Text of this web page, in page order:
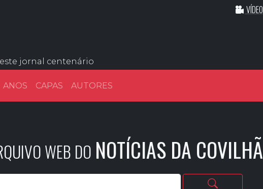
VÍDEO
jornal centenário
ANOS CAPAS AUTORES
WEB DO NOTÍCIAS DA COVILHÃ